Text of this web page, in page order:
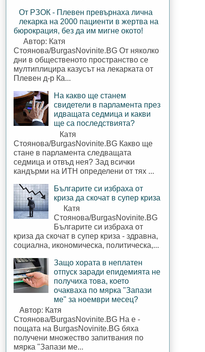
От РЗОК - Плевен превърнаха лична
лекарка на 2000 пациенти в жертва на
бюрокрация, без да им мигне окото!
Автор: Катя
Стоянова/BurgasNovinite.BG От няколко
дни в общественото пространство се
мултиплицира казусът на лекарката от
Плевен д-р Ка...
На какво ще станем
свидетели в парламента през
идващата седмица и какви
ще са последствията?
Катя
Стоянова/BurgasNovinite.BG Какво ще
стане в парламента следващата
седмица и отвъд нея? Зад всички
кандърми на ИТН определени от тях ...
Българите си избраха от
криза да скочат в супер криза
Катя
Стоянова/BurgasNovinite.BG
Българите си избраха от
криза да скочат в супер криза - здравна,
социална, икономическа, политическа,...
Защо хората в неплатен
отпуск заради епидемията не
получиха това, което
очакваха по мярка "Запази
ме" за ноември месец?
Автор: Катя
Стоянова/BurgasNovinite.BG На е -
пощата на BurgasNovinite.BG бяха
получени множество запитвания по
мярка "Запази ме...